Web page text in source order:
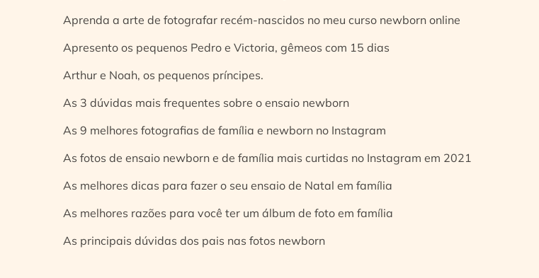
Aprenda a arte de fotografar recém-nascidos no meu curso newborn online
Apresento os pequenos Pedro e Victoria, gêmeos com 15 dias
Arthur e Noah, os pequenos príncipes.
As 3 dúvidas mais frequentes sobre o ensaio newborn
As 9 melhores fotografias de família e newborn no Instagram
As fotos de ensaio newborn e de família mais curtidas no Instagram em 2021
As melhores dicas para fazer o seu ensaio de Natal em família
As melhores razões para você ter um álbum de foto em família
As principais dúvidas dos pais nas fotos newborn